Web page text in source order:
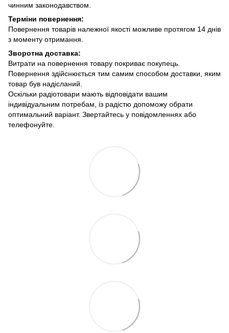
чинним законодавством.
Терміни повернення:
Повернення товарів належної якості можливе протягом 14 днів
з моменту отримання.
Зворотна доставка:
Витрати на повернення товару покриває покупець.
Повернення здійснюється тим самим способом доставки, яким
товар був надісланий.
Оскільки радіотовари мають відповідати вашим
індивідуальним потребам, із радістю допоможу обрати
оптимальний варіант. Звертайтесь у повідомленнях або
телефонуйте.